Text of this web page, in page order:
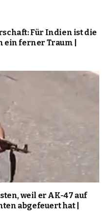
Für Indien ist die
ferner Traum |
weil er AK-47 auf
abgefeuert hat |